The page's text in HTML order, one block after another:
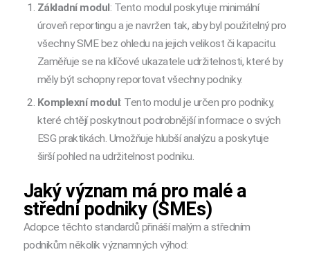
Základní modul: Tento modul poskytuje minimální
úroveň reportingu a je navržen tak, aby byl použitelný pro
všechny SME bez ohledu na jejich velikost či kapacitu.
Zaměřuje se na klíčové ukazatele udržitelnosti, které by
měly být schopny reportovat všechny podniky.
Komplexní modul: Tento modul je určen pro podniky,
které chtějí poskytnout podrobnější informace o svých
ESG praktikách. Umožňuje hlubší analýzu a poskytuje
širší pohled na udržitelnost podniku.
Jaký význam má pro malé a
střední podniky (SMEs)
Adopce těchto standardů přináší malým a středním
podnikům několik významných výhod: